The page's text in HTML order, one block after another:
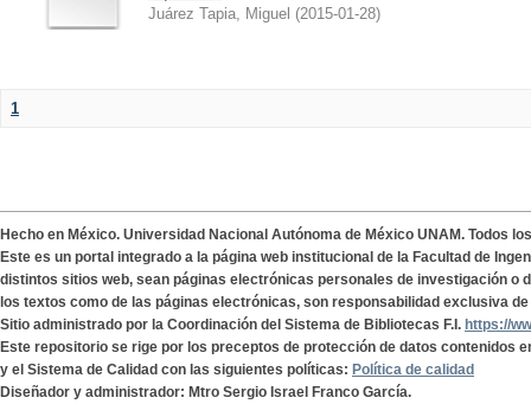
Juárez Tapia, Miguel (2015-01-28)
1
Hecho en México. Universidad Nacional Autónoma de México UNAM. Todos
Este es un portal integrado a la página web institucional de la Facultad de
distintos sitios web, sean páginas electrónicas personales de investigación o
los textos como de las páginas electrónicas, son responsabilidad exclusiva
Sitio administrado por la Coordinación del Sistema de Bibliotecas F.I. https://
Este repositorio se rige por los preceptos de protección de datos contenidos
y el Sistema de Calidad con las siguientes políticas: Política de calidad
Diseñador y administrador: Mtro Sergio Israel Franco García.